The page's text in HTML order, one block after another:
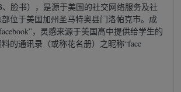
、脸书），是源于美国的社交网络服务及社
位于美国加州圣马特奥县门洛帕克市。成
，灵感来源于美国高中提供给学生的
的通讯录（或称花名册）之昵称“face